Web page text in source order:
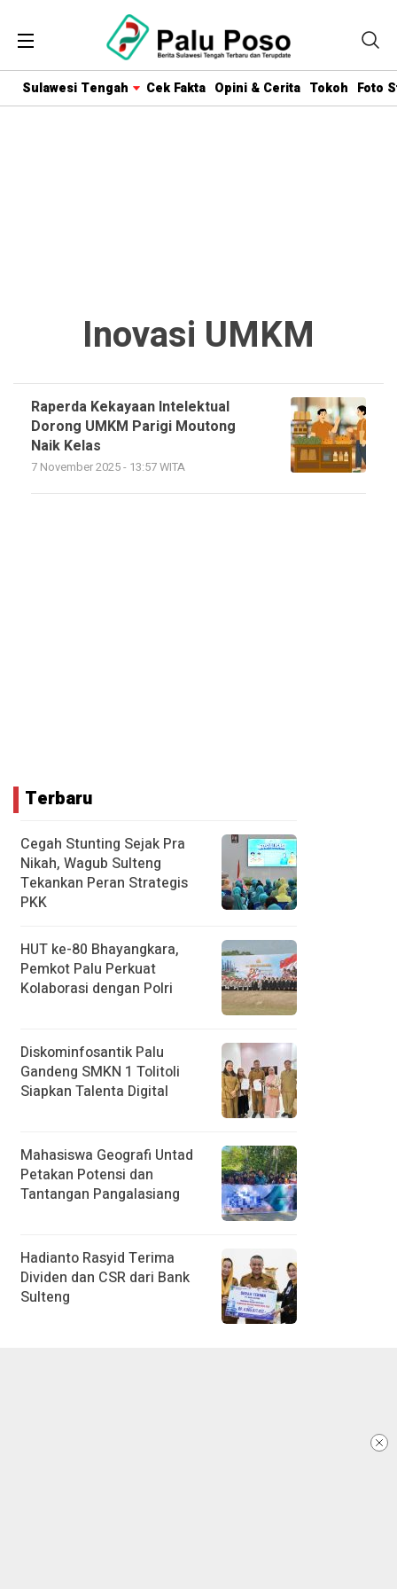
Sulawesi Tengah Cek Fakta Opini & Cerita Tokoh Foto
Inovasi UMKM
Raperda Kekayaan Intelektual
Dorong UMKM Parigi Moutong
Naik Kelas
7 November 2025 - 13:57 WITA
Terbaru
Cegah Stunting Sejak Pra
Nikah, Wagub Sulteng
Tekankan Peran Strategis
PKK
HUT ke-80 Bhayangkara,
Pemkot Palu Perkuat
Kolaborasi dengan Polri
Diskominfosantik Palu
Gandeng SMKN 1 Tolitoli
Siapkan Talenta Digital
Mahasiswa Geografi Untad
Petakan Potensi dan
Tantangan Pangalasiang
Hadianto Rasyid Terima
Dividen dan CSR dari Bank
Sulteng